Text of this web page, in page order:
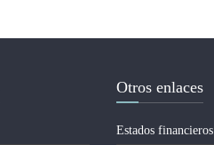
Otros enlaces
Estados financieros